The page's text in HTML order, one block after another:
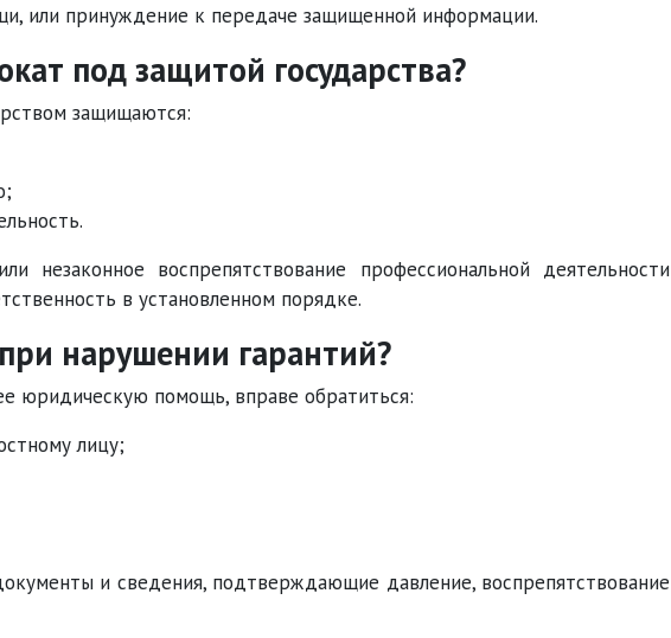
или принуждение к передаче защищенной информации.
под защитой государства?
защищаются:
незаконное воспрепятствование профессиональной деятельности
в установленном порядке.
нарушении гарантий?
юридическую помощь, вправе обратиться:
лицу;
и сведения, подтверждающие давление, воспрепятствование